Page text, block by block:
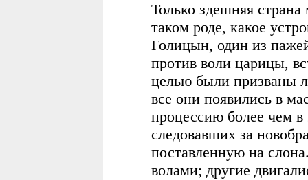
Только здешняя страна
таком роде, какое
Голицын, один из
против воли царицы,
целью были призваны
все они появились в
процессию более чем
следовавших за
поставленную на
волами; другие